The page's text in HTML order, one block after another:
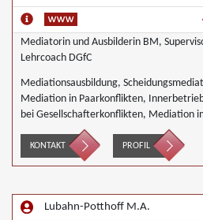
Mediatorin und Ausbilderin BM,
Lehrcoach DGfC
Mediationsausbildung,
Mediation in Paarkonflikten,
bei Gesellschafterkonflikten, Mediation
Mediation bei Team- und
KONTAKT PROFIL
Lubahn-Potthoff M.A.